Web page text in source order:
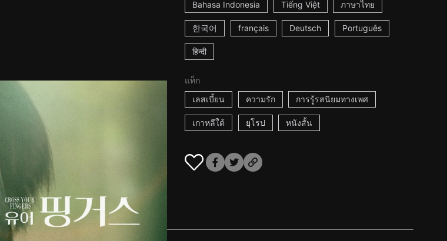
Bahasa Indonesia Tiếng Việt ภาษาไทย
한국어 français Deutsch Português
हिन्दी
แท็ก
เลสเบี้ยน
ความรัก การรู้รสนิยมทางเพศ
เกาหลีใต้ ยุโรป หนังสั้น